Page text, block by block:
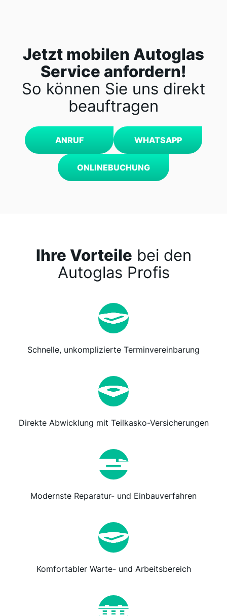
Jetzt mobilen Autoglas
Service anfordern!
So können Sie uns direkt
beauftragen
ANRUF WHATSAPP
ONLINEBUCHUNG
Ihre Vorteile bei den
Autoglas Profis
Schnelle, unkomplizierte Terminvereinbarung
Direkte Abwicklung mit Teilkasko-Versicherungen
Modernste Reparatur- und Einbauverfahren
Komfortabler Warte- und Arbeitsbereich